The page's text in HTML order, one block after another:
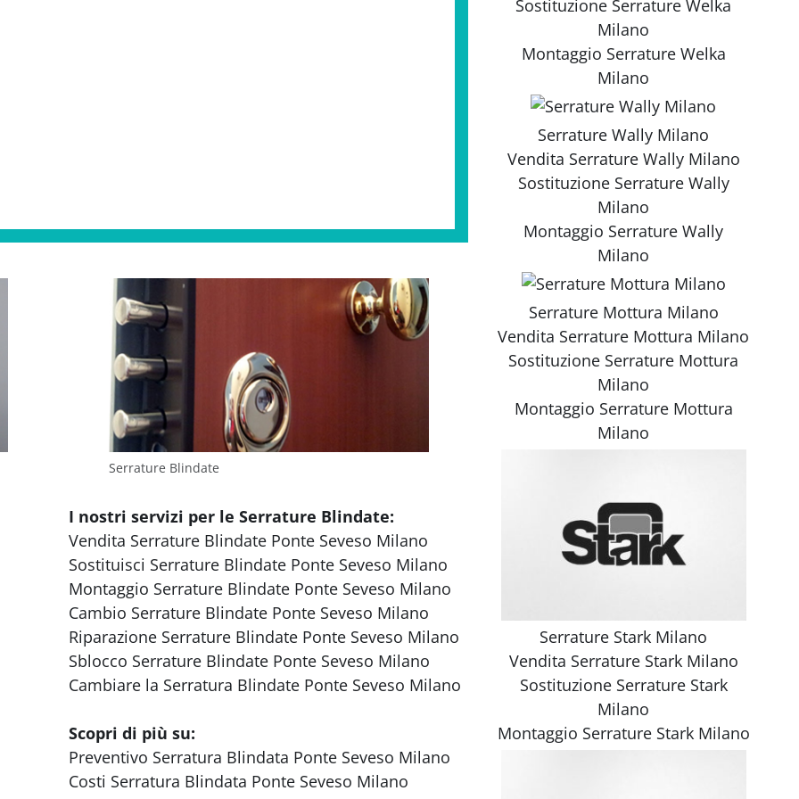
Serrature Blindate
I nostri servizi per le Serrature Blindate:
Vendita Serrature Blindate Ponte Seveso Milano
Sostituisci Serrature Blindate Ponte Seveso Milano
Montaggio Serrature Blindate Ponte Seveso Milano
Cambio Serrature Blindate Ponte Seveso Milano
Riparazione Serrature Blindate Ponte Seveso Milano
Sblocco Serrature Blindate Ponte Seveso Milano
Cambiare la Serratura Blindate Ponte Seveso Milano
Scopri di più su:
Preventivo Serratura Blindata Ponte Seveso Milano
Costi Serratura Blindata Ponte Seveso Milano
Sostituzione Serrature Welka
Milano
Montaggio Serrature Welka
Milano
Serrature Wally Milano
Vendita Serrature Wally Milano
Sostituzione Serrature Wally
Milano
Montaggio Serrature Wally
Milano
Serrature Mottura Milano
Vendita Serrature Mottura Milano
Sostituzione Serrature Mottura
Milano
Montaggio Serrature Mottura
Milano
Serrature Stark Milano
Vendita Serrature Stark Milano
Sostituzione Serrature Stark
Milano
Montaggio Serrature Stark Milano